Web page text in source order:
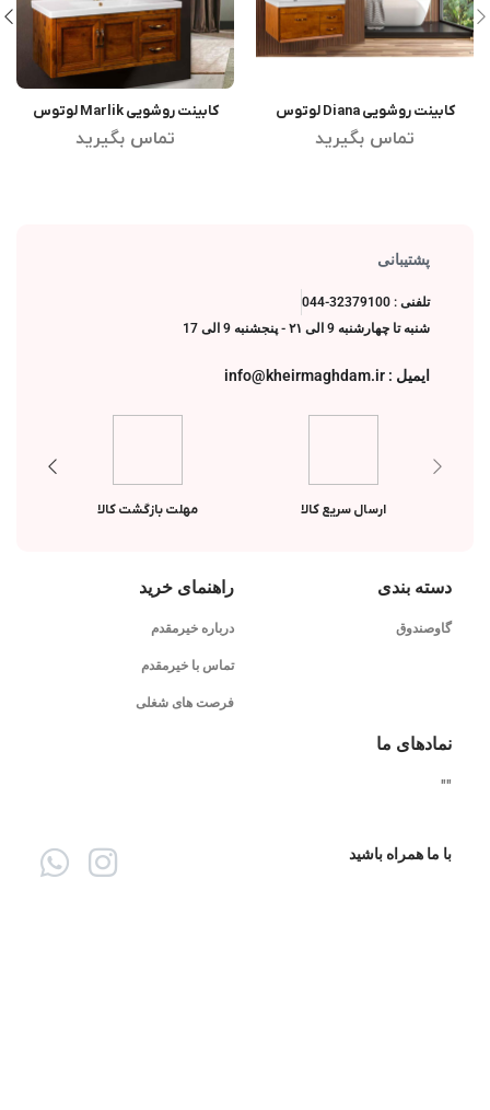
اطلاعات بیشتر
کابینت روشویی Diana لوتوس
تماس بگیرید
اطلاعات بیشتر
کابینت روشویی Marlik لوتوس
تماس بگیرید
پشتیبانی
تلفنی : 32379100-044
شنبه تا چهارشنبه 9 الی ۲۱ - پنجشنبه 9 الی 17
ایمیل : info@kheirmaghdam.ir
ارسال سریع کالا مهلت بازگشت کالا
دسته بندی
گاوصندوق
راهنمای خرید
درباره خیرمقدم
تماس با خیرمقدم
فرصت های شغلی
نمادهای ما
"
"
با ما همراه باشید